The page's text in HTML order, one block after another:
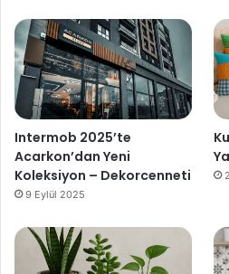
Intermob 2025’te
Acarkon’dan Yeni
Koleksiyon – Dekorcenneti
9 Eylül 2025